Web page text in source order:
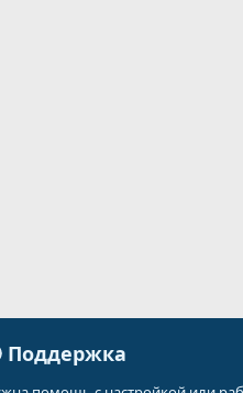
Поддержка